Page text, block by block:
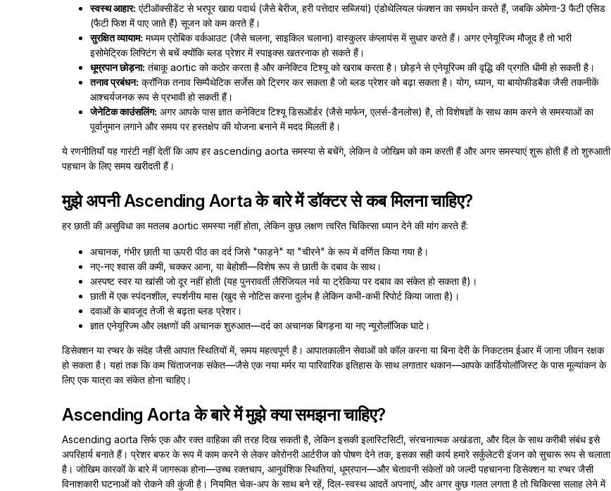
स्वस्थ आहार: एंटीऑक्सीडेंट से भरपूर खाद्य पदार्थ (जैसे बेरीज, हरी पत्तेदार सब्जियां) एंडोथेलियल फंक्शन का समर्थन करते हैं, जबकि ओमेगा-3 फैटी एसिड
(फैटी फिश में पाए जाते हैं) सूजन को कम करते हैं।
सुरक्षित व्यायाम: मध्यम एरोबिक वर्कआउट (जैसे चलना, साइकिल चलाना) वास्कुलर कंप्लायंस में सुधार करते हैं। अगर एनेयूरिज्म मौजूद है तो भारी
इसोमेट्रिक लिफ्टिंग से बचें क्योंकि ब्लड प्रेशर में स्पाइक्स खतरनाक हो सकते हैं।
धूम्रपान छोड़ना: तंबाकू aortic को कठोर करता है और कनेक्टिव टिश्यू को खराब करता है। छोड़ने से एनेयूरिज्म की वृद्धि की प्रगति धीमी हो सकती है।
तनाव प्रबंधन: क्रॉनिक तनाव सिम्पैथेटिक सर्जेस को ट्रिगर कर सकता है जो ब्लड प्रेशर को बढ़ा सकता है। योग, ध्यान, या बायोफीडबैक जैसी तकनीकें
आश्चर्यजनक रूप से प्रभावी हो सकती हैं।
जेनेटिक काउंसलिंग: अगर आपके पास ज्ञात कनेक्टिव टिश्यू डिसऑर्डर (जैसे मार्फन, एलर्स-डैनलोस) है, तो विशेषज्ञों के साथ काम करने से समस्याओं का
पूर्वानुमान लगाने और समय पर हस्तक्षेप की योजना बनाने में मदद मिलती है।
ये रणनीतियाँ यह गारंटी नहीं देतीं कि आप हर ascending aorta समस्या से बचेंगे, लेकिन वे जोखिम को कम करती हैं और अगर समस्याएं शुरू होती हैं तो शुरुआती
पहचान के लिए समय खरीदती हैं।
मुझे अपनी Ascending Aorta के बारे में डॉक्टर से कब मिलना चाहिए?
हर छाती की असुविधा का मतलब aortic समस्या नहीं होता, लेकिन कुछ लक्षण त्वरित चिकित्सा ध्यान देने की मांग करते हैं:
अचानक, गंभीर छाती या ऊपरी पीठ का दर्द जिसे "फाड़ने" या "चीरने" के रूप में वर्णित किया गया है।
नए-नए श्वास की कमी, चक्कर आना, या बेहोशी—विशेष रूप से छाती के दबाव के साथ।
अस्पष्ट स्वर या खांसी जो दूर नहीं होती (यह पुनरावर्ती लैरिंजियल नर्व या ट्रेकिया पर दबाव का संकेत हो सकता है)।
छाती में एक स्पंदनशील, स्पर्शनीय मास (खुद से नोटिस करना दुर्लभ है लेकिन कभी-कभी रिपोर्ट किया जाता है)।
दवाओं के बावजूद तेजी से बढ़ता ब्लड प्रेशर।
ज्ञात एनेयूरिज्म और लक्षणों की अचानक शुरुआत—दर्द का अचानक बिगड़ना या नए न्यूरोलॉजिक घाटे।
डिसेक्शन या रप्चर के संदेह जैसी आपात स्थितियों में, समय महत्वपूर्ण है। आपातकालीन सेवाओं को कॉल करना या बिना देरी के निकटतम ईआर में जाना जीवन रक्षक
हो सकता है। यहां तक कि कम चिंताजनक संकेत—जैसे एक नया मर्मर या पारिवारिक इतिहास के साथ लगातार थकान—आपके कार्डियोलॉजिस्ट के पास मूल्यांकन के
लिए एक यात्रा का संकेत होना चाहिए।
Ascending Aorta के बारे में मुझे क्या समझना चाहिए?
Ascending aorta सिर्फ एक और रक्त वाहिका की तरह दिख सकती है, लेकिन इसकी इलास्टिसिटी, संरचनात्मक अखंडता, और दिल के साथ करीबी संबंध इसे
अपरिहार्य बनाते हैं। प्रेशर बफर के रूप में काम करने से लेकर कोरोनरी आर्टरीज को पोषण देने तक, इसका सही कार्य हमारे सर्कुलेटरी इंजन को सुचारू रूप से चलाता
है। जोखिम कारकों के बारे में जागरूक होना—उच्च रक्तचाप, आनुवंशिक स्थितियां, धूम्रपान—और चेतावनी संकेतों को जल्दी पहचानना डिसेक्शन या रप्चर जैसी
विनाशकारी घटनाओं को रोकने की कुंजी है। नियमित चेक-अप के साथ बने रहें, दिल-स्वस्थ आदतें अपनाएं, और अगर कुछ गलत लगता है तो चिकित्सा सलाह लेने में